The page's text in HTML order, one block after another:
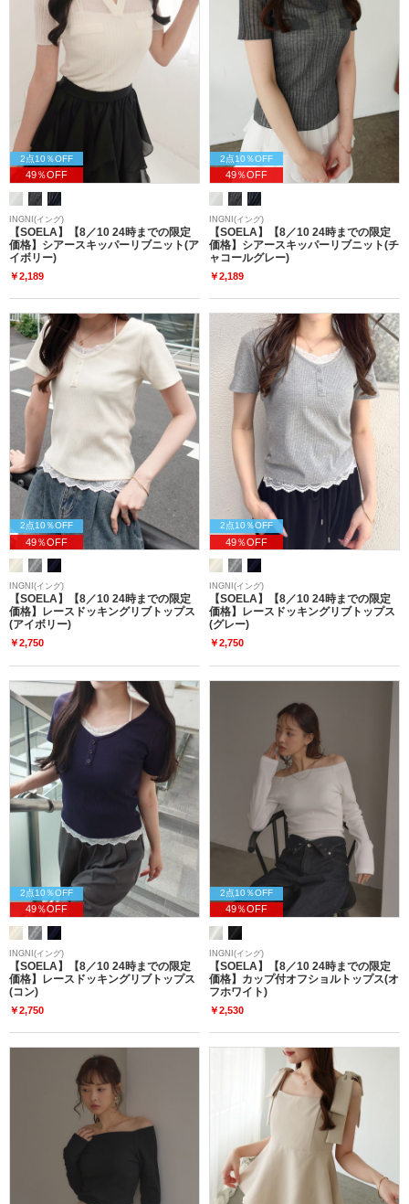
2点10％OFF
49％OFF
INGNI(イング)
【SOELA】【8／10 24時までの限定
価格】シアースキッパーリブニット(ア
イボリー)
￥2,189
2点10％OFF
49％OFF
INGNI(イング)
【SOELA】【8／10 24時までの限定
価格】シアースキッパーリブニット(チ
ャコールグレー)
￥2,189
2点10％OFF
49％OFF
INGNI(イング)
【SOELA】【8／10 24時までの限定
価格】レースドッキングリブトップス
(アイボリー)
￥2,750
2点10％OFF
49％OFF
INGNI(イング)
【SOELA】【8／10 24時までの限定
価格】レースドッキングリブトップス
(グレー)
￥2,750
2点10％OFF
49％OFF
INGNI(イング)
【SOELA】【8／10 24時までの限定
価格】レースドッキングリブトップス
(コン)
￥2,750
2点10％OFF
49％OFF
INGNI(イング)
【SOELA】【8／10 24時までの限定
価格】カップ付オフショルトップス(オ
フホワイト)
￥2,530